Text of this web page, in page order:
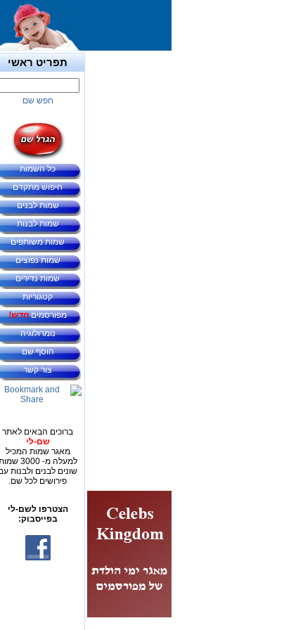
תפריט ראשי
חפש שם
כל השמות
חיפוש מתקדם
שמות לבנים
שמות לבנות
שמות משותפים
שמות נפוצים
שמות נדירים
קטגוריות
מפורסמיםחדש!
נומרולוגיה
הוסף שם
צור קשר
ברוכים הבאים לאתר
שם-לי
מאגר שמות המכיל
למעלה מ- 3000
שונים לבנים ולבנות
פירושים לכל שם.
הצטרפו לשם-לי
בפייסבוק: